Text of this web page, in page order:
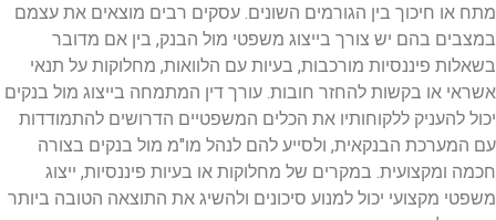
מתח או חיכוך בין הגורמים השונים. עסקים רבים מוצאים את עצמם
במצבים בהם יש צורך בייצוג משפטי מול הבנק, בין אם מדובר
בשאלות פיננסיות מורכבות, בעיות עם הלוואות, מחלוקות על תנאי
אשראי או בקשות להחזר חובות. עורך דין המתמחה בייצוג מול בנקים
יכול להעניק ללקוחותיו את הכלים המשפטיים הדרושים להתמודדות
עם המערכת הבנקאית, ולסייע להם לנהל מו"מ מול בנקים בצורה
חכמה ומקצועית. במקרים של מחלוקות או בעיות פיננסיות, ייצוג
משפטי מקצועי יכול למנוע סיכונים ולהשיג את התוצאה הטובה ביותר